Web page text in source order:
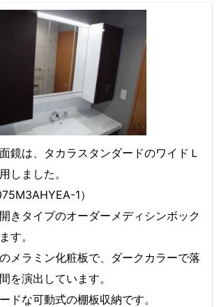
鏡は、タカラスタンダードのワイドＬ
しました。
1）
きタイプのオーダーメディシンボック
す。
メラミン化粧板で、ダークカラーで落
を演出しています。
ドな可動式の棚板収納です。